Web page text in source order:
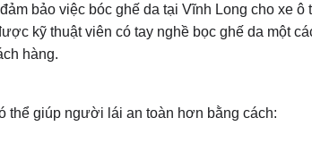
bảo việc bóc ghế da tại Vĩnh Long cho xe
kỹ thuật viên có tay nghề bọc ghế da một
hàng.
thể giúp người lái an toàn hơn bằng cách: